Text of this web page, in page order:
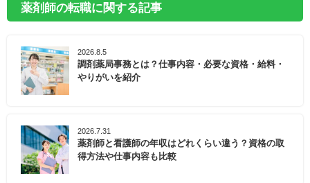
薬剤師の転職に関する記事
2026.8.5
調剤薬局事務とは？仕事内容・必要な資格・給料・
やりがいを紹介
2026.7.31
薬剤師と看護師の年収はどれくらい違う？資格の取
得方法や仕事内容も比較